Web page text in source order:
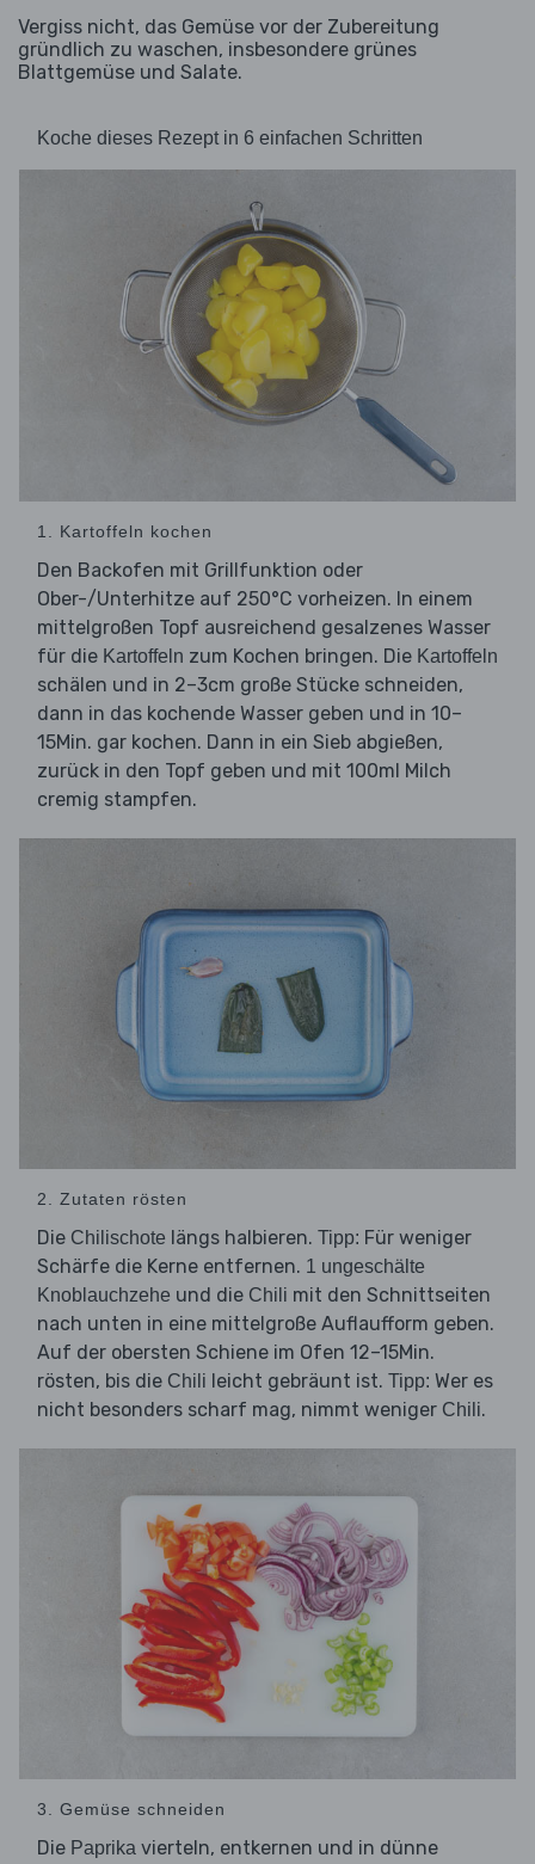
Vergiss nicht, das Gemüse vor der Zubereitung
gründlich zu waschen, insbesondere grünes
Blattgemüse und Salate.
Koche dieses Rezept in 6 einfachen Schritten
1. Kartoffeln kochen
Den Backofen mit Grillfunktion oder
Ober-/Unterhitze auf 250°C vorheizen. In einem
mittelgroßen Topf ausreichend gesalzenes Wasser
für die Kartoffeln zum Kochen bringen. Die Kartoffeln
schälen und in 2–3cm große Stücke schneiden,
dann in das kochende Wasser geben und in 10–
15Min. gar kochen. Dann in ein Sieb abgießen,
zurück in den Topf geben und mit 100ml Milch
cremig stampfen.
2. Zutaten rösten
Die Chilischote längs halbieren. Tipp: Für weniger
Schärfe die Kerne entfernen. 1 ungeschälte
Knoblauchzehe und die Chili mit den Schnittseiten
nach unten in eine mittelgroße Auflaufform geben.
Auf der obersten Schiene im Ofen 12–15Min.
rösten, bis die Chili leicht gebräunt ist. Tipp: Wer es
nicht besonders scharf mag, nimmt weniger Chili.
3. Gemüse schneiden
Die Paprika vierteln, entkernen und in dünne